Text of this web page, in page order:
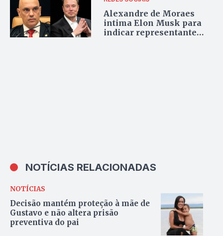
Alexandre de Moraes
intima Elon Musk para
indicar representante
NOTÍCIAS RELACIONADAS
NOTÍCIAS
Decisão mantém proteção à mãe de
Gustavo e não altera prisão
preventiva do pai